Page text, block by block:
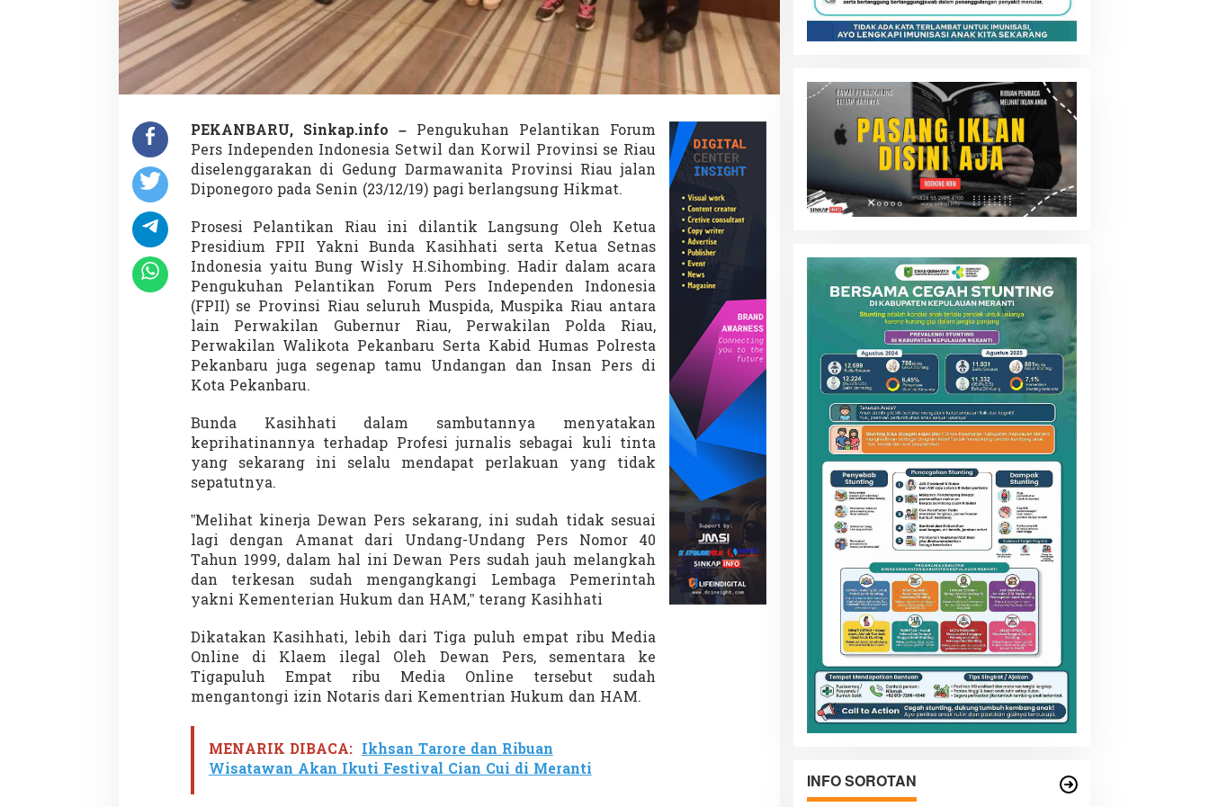
i
n
e
j
a
w
P
e
s
T
i
d
a
k
S
e
s
U
U
P
PEKANBARU, Sinkap.info – Pengukuhan Pelantikan Forum
Pers Independen Indonesia Setwil dan Korwil Provinsi se Riau
diselenggarakan di Gedung Darmawanita Provinsi Riau jalan
Diponegoro pada Senin (23/12/19) pagi berlangsung Hikmat.
Prosesi Pelantikan Riau ini dilantik Langsung Oleh Ketua
Presidium FPII Yakni Bunda Kasihhati serta Ketua Setnas
Indonesia yaitu Bung Wisly H.Sihombing. Hadir dalam acara
Pengukuhan Pelantikan Forum Pers Independen Indonesia
(FPII) se Provinsi Riau seluruh Muspida, Muspika Riau antara
lain Perwakilan Gubernur Riau, Perwakilan Polda Riau,
Perwakilan Walikota Pekanbaru Serta Kabid Humas Polresta
Pekanbaru juga segenap tamu Undangan dan Insan Pers di
Kota Pekanbaru.
Bunda Kasihhati dalam sambutannya menyatakan
keprihatinannya terhadap Profesi jurnalis sebagai kuli tinta
yang sekarang ini selalu mendapat perlakuan yang tidak
sepatutnya.
”Melihat kinerja Dewan Pers sekarang, ini sudah tidak sesuai
lagi dengan Amanat dari Undang-Undang Pers Nomor 40
Tahun 1999, dalam hal ini Dewan Pers sudah jauh melangkah
dan terkesan sudah mengangkangi Lembaga Pemerintah
yakni Kementerian Hukum dan HAM,” terang Kasihhati
Dikatakan Kasihhati, lebih dari Tiga puluh empat ribu Media
Online di Klaem ilegal Oleh Dewan Pers, sementara ke
Tigapuluh Empat ribu Media Online tersebut sudah
mengantongi izin Notaris dari Kementrian Hukum dan HAM.
MENARIK DIBACA: Ikhsan Tarore dan Ribuan
Wisatawan Akan Ikuti Festival Cian Cui di Meranti
INFO SOROTAN